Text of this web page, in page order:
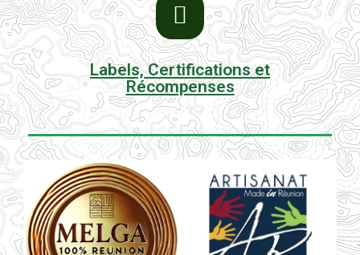
Labels, Certifications et
Récompenses